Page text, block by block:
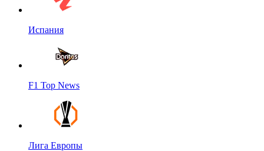
Испания
F1 Top News
Лига Европы